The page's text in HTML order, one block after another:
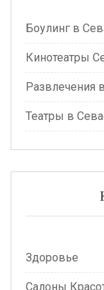
Боулинг в
Кинотеатры
Развлечения
Театры в
Здоровье
Салоны